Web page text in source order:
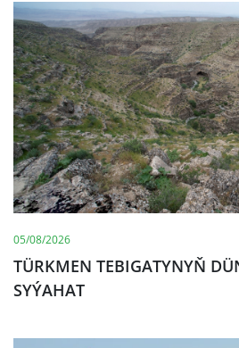
05/08/2026
TÜRKMEN TEBIGATYNYŇ
SYÝAHAT